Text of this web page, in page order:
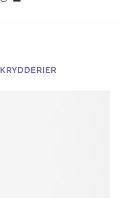
KRYDDERIER